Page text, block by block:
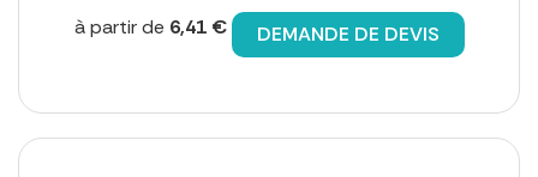
à partir de 6,41 € DEMANDE DE DEVIS